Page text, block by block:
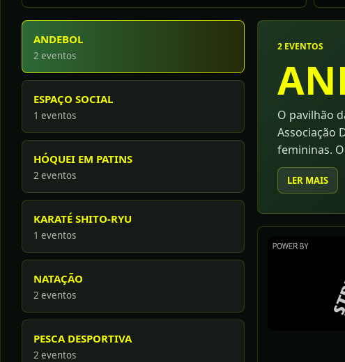
ANDEBOL
2 eventos
ESPAÇO SOCIAL
1 eventos
HÓQUEI EM PATINS
2 eventos
KARATÉ SHITO-RYU
1 eventos
NATAÇÃO
2 eventos
PESCA DESPORTIVA
2 eventos
2 EVENTOS
O pavilhão
Associação
femininas.
de sub-18.
mostrar a
LER MAIS